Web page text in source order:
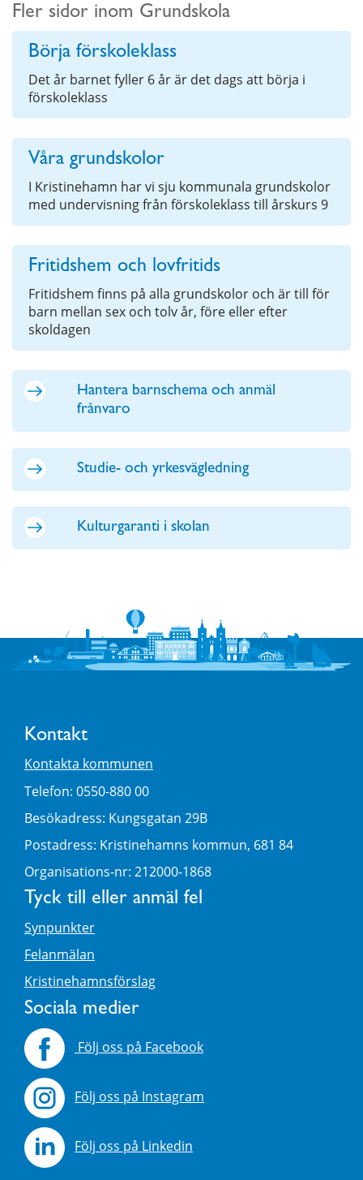
Fler sidor inom Grundskola
Börja förskoleklass
Det år barnet fyller 6 år är det dags att börja i
förskoleklass
Våra grundskolor
I Kristinehamn har vi sju kommunala grundskolor
med undervisning från förskoleklass till årskurs 9
Fritidshem och lovfritids
Fritidshem finns på alla grundskolor och är till för
barn mellan sex och tolv år, före eller efter
skoldagen
Hantera barnschema och anmäl
frånvaro
Studie- och yrkesvägledning
Kulturgaranti i skolan
Kontakt
Kontakta kommunen
Telefon: 0550-880 00
Besökadress: Kungsgatan 29B
Postadress: Kristinehamns kommun, 681 84
Organisations-nr: 212000-1868
Tyck till eller anmäl fel
Synpunkter
Felanmälan
Kristinehamnsförslag
Sociala medier
Följ oss på Facebook
Följ oss på Instagram
Följ oss på Linkedin